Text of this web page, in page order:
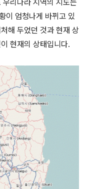
리나라 지역의 지도는
이 엄청나게 바뀌고 있
해 두었던 것과 현재 상
현재의 상태입니다.